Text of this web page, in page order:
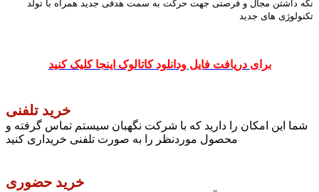
نگه داشتن مجال و فرصتی جهت حرکت به سمت هدفی جدید همراه با تولد
تکنولوژی های جدید
برای دریافت فایل ودانلود کاتالوک اینجا کلیک کنید
خرید تلفنی
شما این امکان را دارید که با شرکت نگهبان سیستم تماس گرفته و
محصول موردنظر را به صورت تلفنی خریداری کنید
خرید حضوری